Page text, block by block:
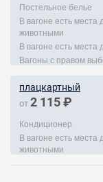
Постельное белье
В вагоне есть
животными
В вагоне есть места
Вагоны с правом
плацкартный
от 2 115 ₽
Кондиционер
В вагоне есть
животными